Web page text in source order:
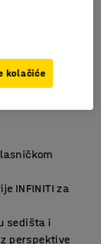
INFINITI za
sedišta i
perspektive
kolačiće